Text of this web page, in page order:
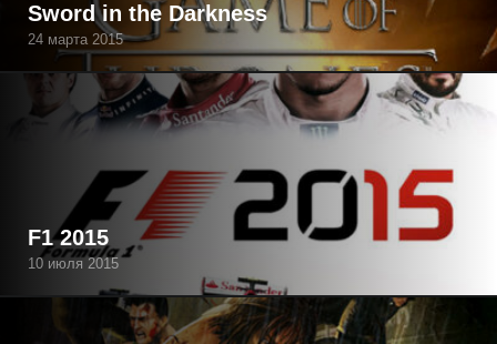
Sword in the Darkness
24 марта 2015
F1 2015
10 июля 2015